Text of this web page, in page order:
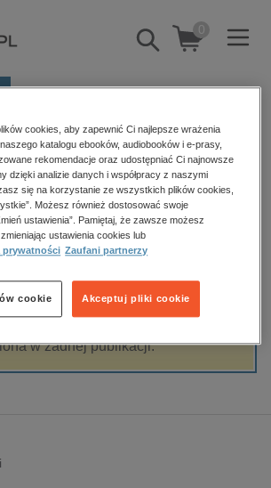
Pokaż/schowaj
wyszukiwarkę
0
E-prasa
aranżacja wnętrz
gospodarka
rozrywka
technologie, informatyka
informacyjne
Kujawska
Filtrowanie
w żadnej publikacji.
cookies, aby zapewnić Ci najlepsze wrażenia
katalogu ebooków, audiobooków i e-prasy,
rekomendacje oraz udostępniać Ci najnowsze
dzięki analizie danych i współpracy z naszymi
się na korzystanie ze wszystkich plików cookies,
Możesz również dostosować swoje
ustawienia”. Pamiętaj, że zawsze możesz
ustawienia cookies lub
prywatności Zaufani partnerzy
Akceptuj pliki cookie
cookie